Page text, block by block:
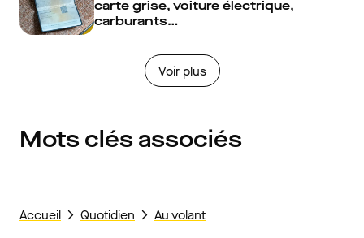
carte grise, voiture électrique,
carburants…
Voir plus
Mots clés associés
Accueil Quotidien Au volant